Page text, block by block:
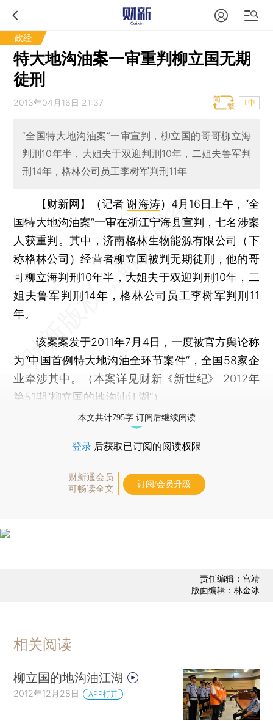
政经
特大地沟油案一审重判柳立国无期
徒刑
2013年04月16日 21:37 T中
“全国特大地沟油案”一审宣判，柳立国的哥哥柳立海
判刑10年半，大姐夫于双迎判刑10年，二姐夫鲁军判
刑14年，格林公司员工李树军判刑11年
【财新网】（记者谢海涛） 4月16日上午，“全
国特大地沟油案”一审在浙江宁海县宣判，七名涉案
人获重判。其中，济南格林生物能源有限公司（下
称格林公司）经营者柳立国被判无期徒刑，他的哥
哥柳立海判刑10年半，大姐夫于双迎判刑10年，二
姐夫鲁军判刑14年，格林公司员工李树军判刑11
年。
该案案发于2011年7月4日，一度被官方舆论称
为“中国首例特大地沟油全环节案件”，全国58家企
业牵涉其中。（本案详见财新《新世纪》 2012年
第51期“柳立国的地沟油江湖”）
本文共计795字 订阅后继续阅读
登录 后获取已订阅的阅读权限
财新通会员
可畅读全文
订阅/会员升级
责任编辑：宫靖
版面编辑：林金冰
相关阅读
柳立国的地沟油江湖
2012年12月28日 APP打开